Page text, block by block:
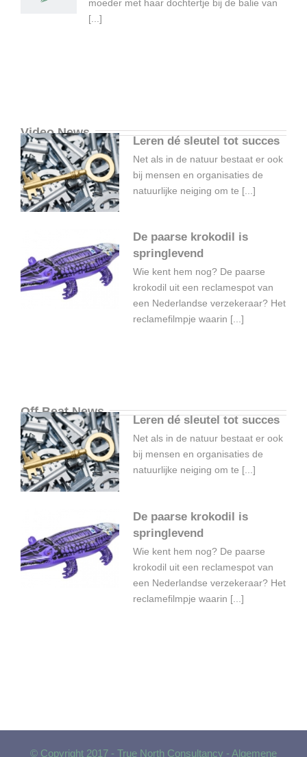
moeder met haar dochtertje bij de balie van
[...]
Video News
Leren dé sleutel tot succes
Net als in de natuur bestaat er ook
bij mensen en organisaties de
natuurlijke neiging om te [...]
De paarse krokodil is
springlevend
Wie kent hem nog? De paarse
krokodil uit een reclamespot van
een Nederlandse verzekeraar? Het
reclamefilmpje waarin [...]
Off Beat News
Leren dé sleutel tot succes
Net als in de natuur bestaat er ook
bij mensen en organisaties de
natuurlijke neiging om te [...]
De paarse krokodil is
springlevend
Wie kent hem nog? De paarse
krokodil uit een reclamespot van
een Nederlandse verzekeraar? Het
reclamefilmpje waarin [...]
© Copyright 2017 - True North Consultancy - Algemene